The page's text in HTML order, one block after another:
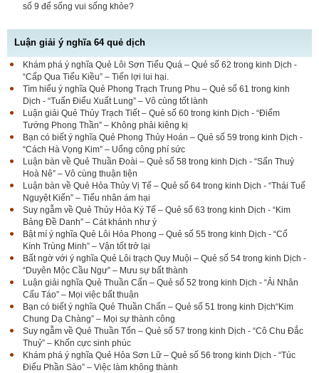
số 9 để sống vui sống khỏe?
Luận giải ý nghĩa 64 quẻ dịch
Khám phá ý nghĩa Quẻ Lôi Sơn Tiểu Quá – Quẻ số 62 trong kinh Dịch -
“Cấp Qua Tiểu Kiều” – Tiến lợi lui hại.
Tìm hiểu ý nghĩa Quẻ Phong Trạch Trung Phu – Quẻ số 61 trong kinh
Dịch - “Tuấn Điểu Xuất Lung” – Vô cùng tốt lành
Luận giải Quẻ Thủy Trạch Tiết – Quẻ số 60 trong kinh Dịch - “Điểm
Tướng Phong Thần” – Không phải kiêng kị
Bạn có biết ý nghĩa Quẻ Phong Thủy Hoán – Quẻ số 59 trong kinh Dịch -
“Cách Hà Vọng Kim” – Uổng công phí sức
Luận bàn về Quẻ Thuần Đoài – Quẻ số 58 trong kinh Dịch - “Sấn Thuỷ
Hoà Nê” – Vô cùng thuận tiện
Luận bàn về Quẻ Hỏa Thủy Vị Tế – Quẻ số 64 trong kinh Dịch - “Thái Tuế
Nguyệt Kiến” – Tiểu nhân ám hại
Suy ngẫm về Quẻ Thủy Hỏa Ký Tế – Quẻ số 63 trong kinh Dịch - “Kim
Bảng Đề Danh” – Cát khánh như ý
Bật mí ý nghĩa Quẻ Lôi Hỏa Phong – Quẻ số 55 trong kinh Dịch - “Cổ
Kính Trùng Minh” – Vận tốt trở lại
Bất ngờ với ý nghĩa Quẻ Lôi trạch Quy Muội – Quẻ số 54 trong kinh Dịch -
“Duyên Mộc Cầu Ngư” – Mưu sự bất thành
Luận giải nghĩa Quẻ Thuần Cấn – Quẻ số 52 trong kinh Dịch - “Ải Nhân
Cấu Táo” – Mọi việc bất thuận
Bạn có biết ý nghĩa Quẻ Thuần Chấn – Quẻ số 51 trong kinh Dịch“Kim
Chung Dạ Chàng” – Mọi sự thành công
Suy ngẫm về Quẻ Thuần Tốn – Quẻ số 57 trong kinh Dịch - “Cô Chu Đắc
Thuỷ” – Khốn cực sinh phúc
Khám phá ý nghĩa Quẻ Hỏa Sơn Lữ – Quẻ số 56 trong kinh Dịch - “Túc
Điểu Phần Sào” – Việc làm không thành